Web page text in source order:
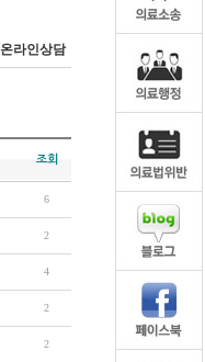
온라인상담
조회
6
2
4
2
2